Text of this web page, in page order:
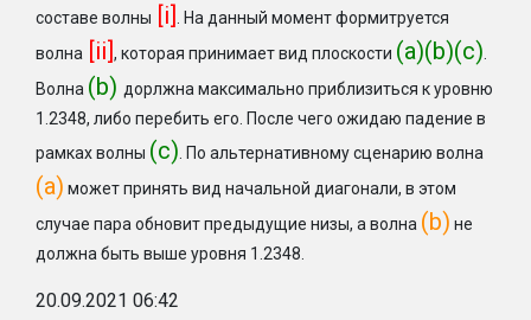
составе волны [i]. На данный момент формитруется
волна [ii], которая принимает вид плоскости (a)(b)(c).
Волна (b) дорлжна максимально приблизиться к уровню
1.2348, либо перебить его. После чего ожидаю падение в
рамках волны (с). По альтернативному сценарию волна
(a) может принять вид начальной диагонали, в этом
случае пара обновит предыдущие низы, а волна (b) не
должна быть выше уровня 1.2348.
20.09.2021 06:42